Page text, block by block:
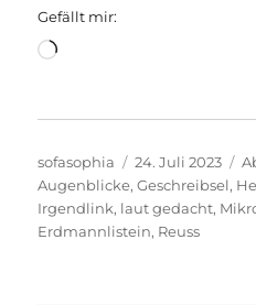
Gefällt mir:
Wird
Autor
sofasophia
Veröffentlicht
am
24. Juli 2023
Augenblicke,Geschreibsel,
Irgendlink, laut gedacht,
Erdmannlistein, Reuss